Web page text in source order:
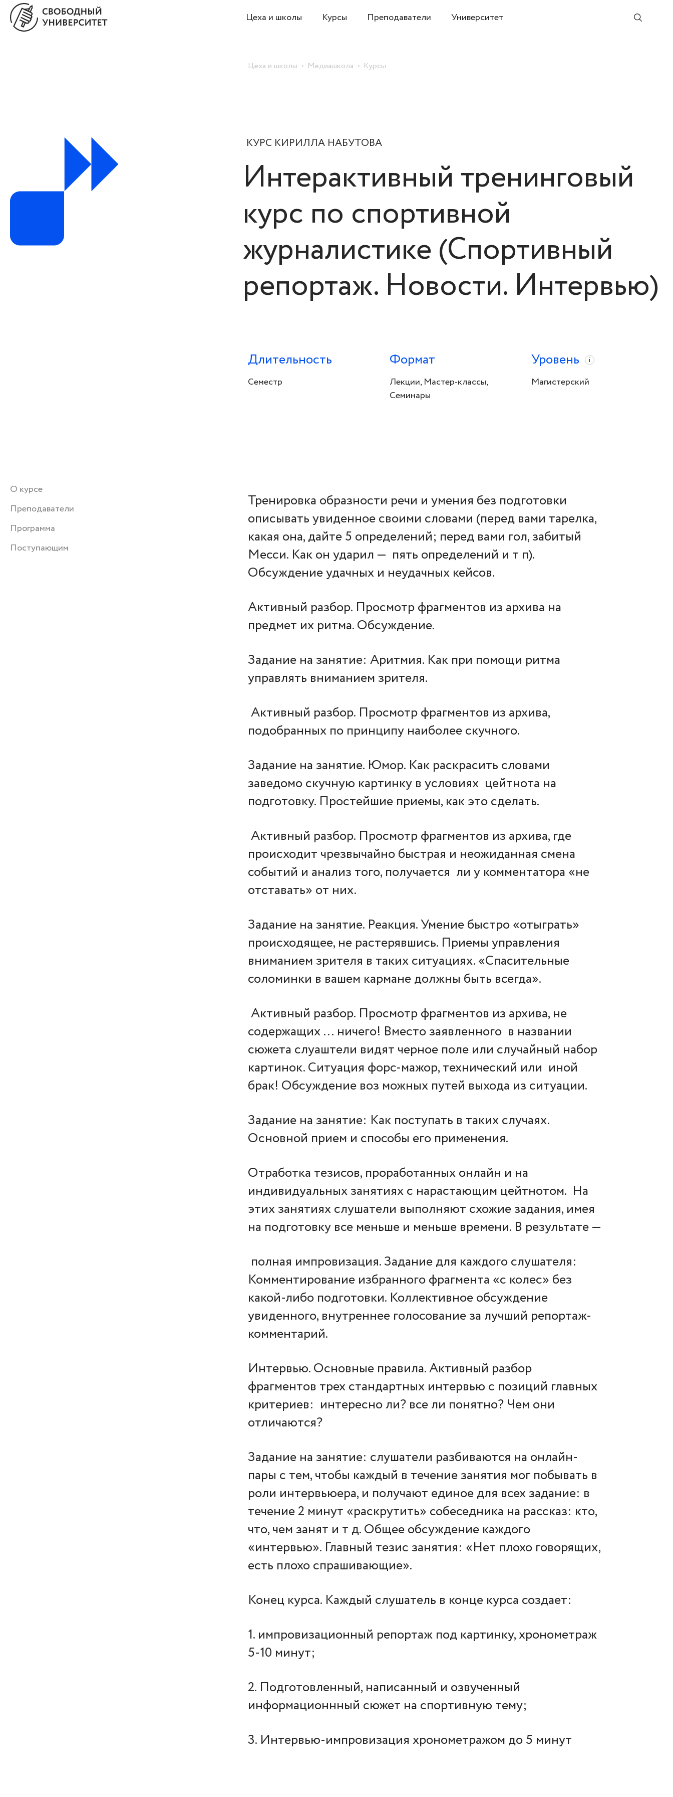
Цеха и школы Курсы Преподаватели Университет
Цеха и школы Медиашкола Курсы
Интерактивный тренинговый
курс по спортивной
журналистике (Спортивный
репортаж. Новости. Интервью)
КУРС КИРИЛЛА НАБУТОВА
Длительность
Семестр
Формат
Лекции, Мастер-классы,
Семинары
Уровень i
Магистерский
О курсе
Преподаватели
Программа
Поступающим
Тренировка образности речи и умения без подготовки
описывать увиденное своими словами (перед вами тарелка,
какая она, дайте 5 определений; перед вами гол, забитый
Месси. Как он ударил — пять определений и т п).
Обсуждение удачных и неудачных кейсов.
Активный разбор. Просмотр фрагментов из архива на
предмет их ритма. Обсуждение.
Задание на занятие: Аритмия. Как при помощи ритма
управлять вниманием зрителя.
Активный разбор. Просмотр фрагментов из архива,
подобранных по принципу наиболее скучного.
Задание на занятие. Юмор. Как раскрасить словами
заведомо скучную картинку в условиях цейтнота на
подготовку. Простейшие приемы, как это сделать.
Активный разбор. Просмотр фрагментов из архива, где
происходит чрезвычайно быстрая и неожиданная смена
событий и анализ того, получается ли у комментатора «не
отставать» от них.
Задание на занятие. Реакция. Умение быстро «отыграть»
происходящее, не растерявшись. Приемы управления
вниманием зрителя в таких ситуациях. «Спасительные
соломинки в вашем кармане должны быть всегда».
Активный разбор. Просмотр фрагментов из архива, не
содержащих … ничего! Вместо заявленного в названии
сюжета слуаштели видят черное поле или случайный набор
картинок. Ситуация форс-мажор, технический или иной
брак! Обсуждение воз можных путей выхода из ситуации.
Задание на занятие: Как поступать в таких случаях.
Основной прием и способы его применения.
Отработка тезисов, проработанных онлайн и на
индивидуальных занятиях с нарастающим цейтнотом. На
этих занятиях слушатели выполняют схожие задания, имея
на подготовку все меньше и меньше времени. В результате —
полная импровизация. Задание для каждого слушателя:
Комментирование избранного фрагмента «с колес» без
какой-либо подготовки. Коллективное обсуждение
увиденного, внутреннее голосование за лучший репортаж-
комментарий.
Интервью. Основные правила. Активный разбор
фрагментов трех стандартных интервью с позиций главных
критериев: интересно ли? все ли понятно? Чем они
отличаются?
Задание на занятие: слушатели разбиваются на онлайн-
пары с тем, чтобы каждый в течение занятия мог побывать в
роли интервьюера, и получают единое для всех задание: в
течение 2 минут «раскрутить» собеседника на рассказ: кто,
что, чем занят и т д. Общее обсуждение каждого
«интервью». Главный тезис занятия: «Нет плохо говорящих,
есть плохо спрашивающие».
Конец курса. Каждый слушатель в конце курса создает:
1. импровизационный репортаж под картинку, хронометраж
5-10 минут;
2. Подготовленный, написанный и озвученный
информационнный сюжет на спортивную тему;
3. Интервью-импровизация хронометражом до 5 минут